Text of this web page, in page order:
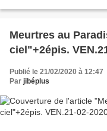
Meurtres au
ciel"+2épis.
Publié le 21/02/2020 à 12:47
Par jibéplus